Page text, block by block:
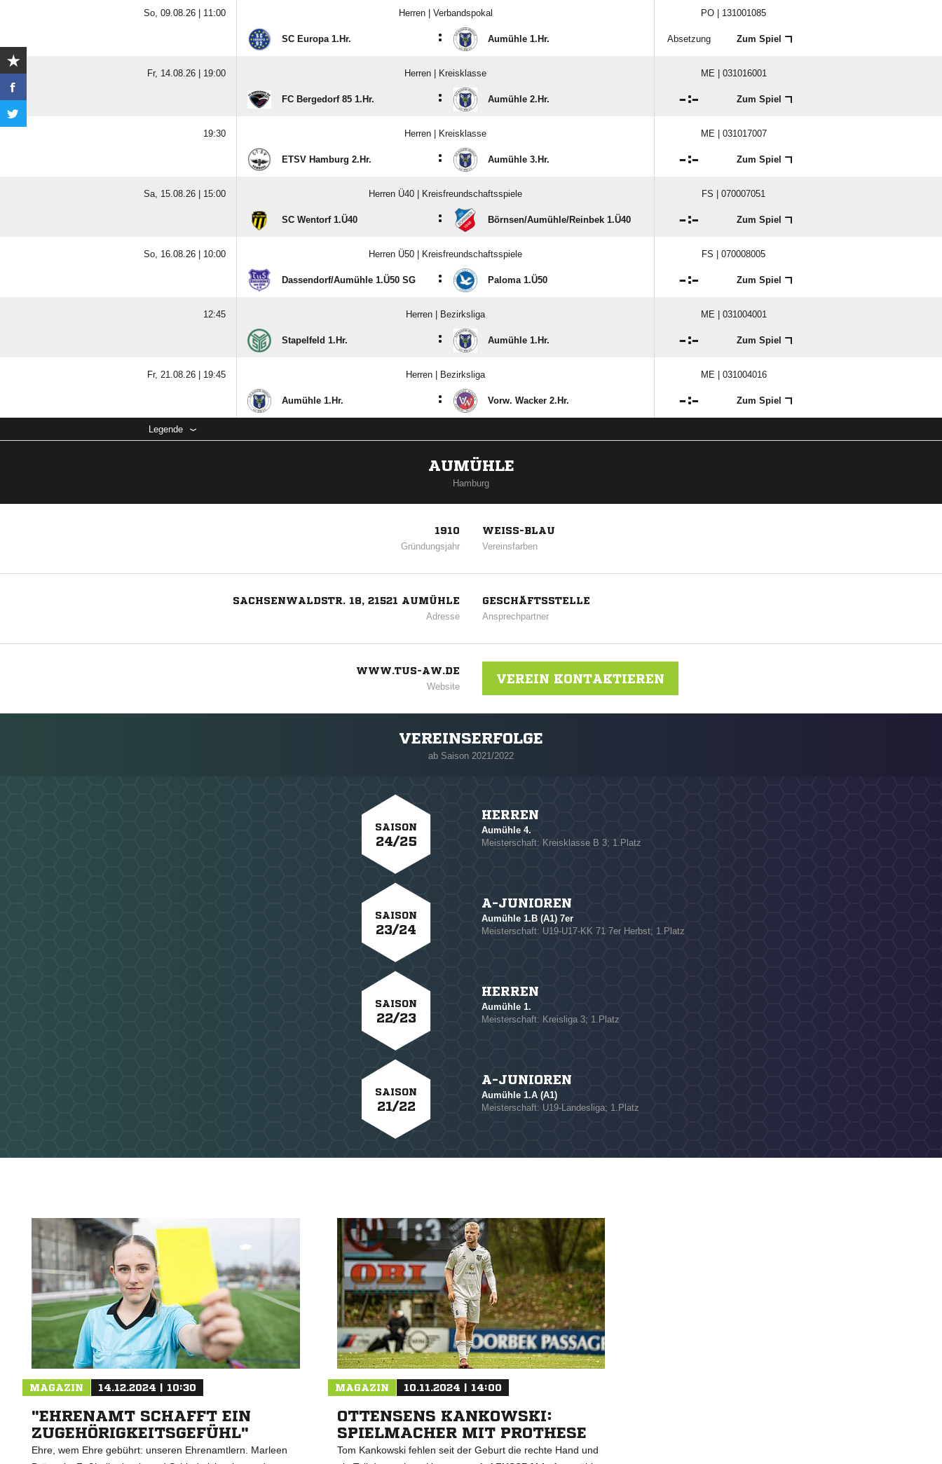
So, 09.08.26 | 11:00 Herren | Verbandspokal PO | 131001085
SC Europa 1.Hr. : Aumühle 1.Hr. Absetzung Zum Spiel
Fr, 14.08.26 | 19:00 Herren | Kreisklasse ME | 031016001
FC Bergedorf 85 1.Hr. : Aumühle 2.Hr. : Zum Spiel
19:30 Herren | Kreisklasse ME | 031017007
ETSV Hamburg 2.Hr. : Aumühle 3.Hr. : Zum Spiel
Sa, 15.08.26 | 15:00 Herren Ü40 | Kreisfreundschaftsspiele FS | 070007051
SC Wentorf 1.Ü40 : Börnsen/​Aumühle/​Reinbek 1.Ü40 : Zum Spiel
So, 16.08.26 | 10:00 Herren Ü50 | Kreisfreundschaftsspiele FS | 070008005
Dassendorf/​Aumühle 1.Ü50 SG : Paloma 1.Ü50 : Zum Spiel
12:45 Herren | Bezirksliga ME | 031004001
Stapelfeld 1.Hr. : Aumühle 1.Hr. : Zum Spiel
Fr, 21.08.26 | 19:45 Herren | Bezirksliga ME | 031004016
Aumühle 1.Hr. : Vorw. Wacker 2.Hr. : Zum Spiel
Legende
AUMÜHLE
Hamburg
1910
Gründungsjahr
WEISS-BLAU
Vereinsfarben
SACHSENWALDSTR. 18, 21521 AUMÜHLE
Adresse
GESCHÄFTSSTELLE
Ansprechpartner
WWW.TUS-AW.DE
Website
VEREIN KONTAKTIEREN
* Pflichtfelder
VEREINSERFOLGE
ab Saison 2021/2022
SAISON
24/25
HERREN
Aumühle 4.
Meisterschaft: Kreisklasse B 3; 1.Platz
SAISON
23/24
A-JUNIOREN
Aumühle 1.B (A1) 7er
Meisterschaft: U19-U17-KK 71 7er Herbst; 1.Platz
SAISON
22/23
HERREN
Aumühle 1.
Meisterschaft: Kreisliga 3; 1.Platz
SAISON
21/22
A-JUNIOREN
Aumühle 1.A (A1)
Meisterschaft: U19-Landesliga; 1.Platz
MAGAZIN 14.12.2024 | 10:30
"EHRENAMT SCHAFFT EIN
ZUGEHÖRIGKEITSGEFÜHL"
Ehre, wem Ehre gebührt: unseren Ehrenamtlern. Marleen
MAGAZIN 10.11.2024 | 14:00
OTTENSENS KANKOWSKI:
SPIELMACHER MIT PROTHESE
Tom Kankowski fehlen seit der Geburt die rechte Hand und